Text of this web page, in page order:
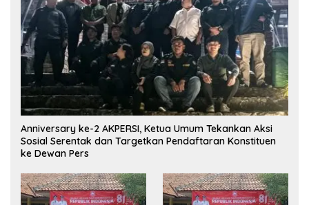
Anniversary ke-2 AKPERSI, Ketua Umum Tekankan Aksi
Sosial Serentak dan Targetkan Pendaftaran Konstituen
ke Dewan Pers